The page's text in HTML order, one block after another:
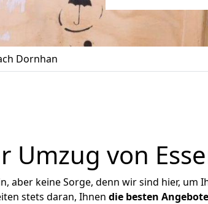
Dornhan
Umzug von
aber keine Sorge, denn wir sind hier, um
stets daran, Ihnen die besten